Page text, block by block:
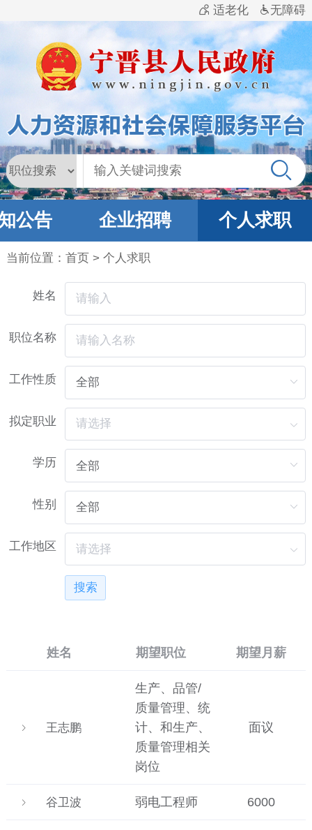
适老化 无障碍
公告 企业招聘 个人求职
当前位置： 首页> 个人求职
姓名
职位名称
工作性质
拟定职业
学历
性别
工作地区
搜索
姓名 期望职位 期望月薪
王志鹏
生产、品管/
质量管理、统
计、和生产、
质量管理相关
岗位
面议
谷卫波 弱电工程师 6000